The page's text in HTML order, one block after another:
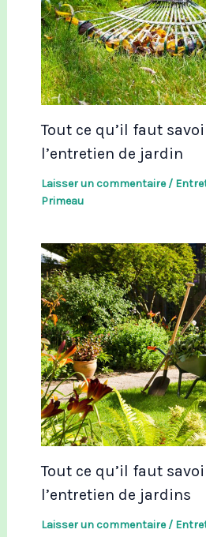
Tout ce qu’il faut
l’entretien de jardin
Laisser un commentaire/
Primeau
Tout ce qu’il faut
l’entretien de jardins
Laisser un commentaire /